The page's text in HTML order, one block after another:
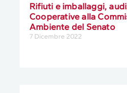
Rifiuti e imballaggi,
Cooperative alla
Ambiente del Senato
7 Dicembre 2022